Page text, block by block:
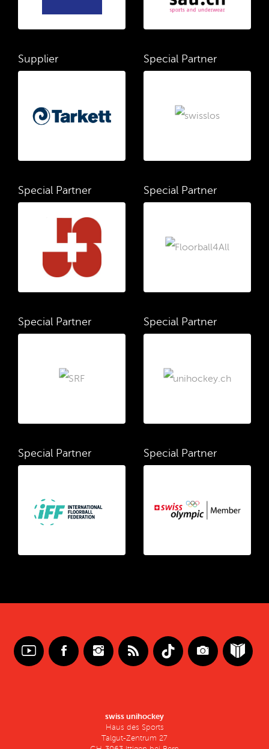
Supplier Special Partner
Special Partner Special Partner
Special Partner Special Partner
Special Partner Special Partner
swiss unihockey
Haus des Sports
Talgut-Zentrum 27